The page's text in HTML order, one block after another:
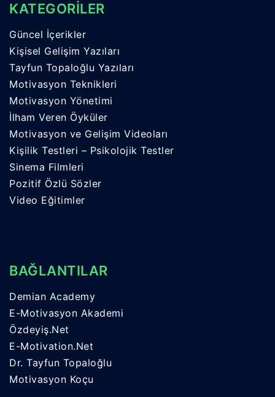
KATEGORİLER
Güncel İçerikler
Kişisel Gelişim Yazıları
Tayfun Topaloğlu Yazıları
Motivasyon Teknikleri
Motivasyon Yönetimi
İlham Veren Öyküler
Motivasyon ve Gelişim Videoları
Kişilik Testleri – Psikolojik Testler
Sinema Filmleri
Pozitif Özlü Sözler
Video Eğitimler
BAĞLANTILAR
Demian Academy
E-Motivasyon Akademi
Özdeyiş.Net
E-Motivation.Net
Dr. Tayfun Topaloğlu
Motivasyon Koçu